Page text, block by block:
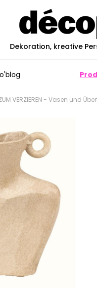
Dekoration, kreative
ZUM VERZIEREN - Vasen und